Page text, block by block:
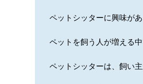
ペットシッターに興味が
ペットを飼う人が増える
ペットシッターは、飼い